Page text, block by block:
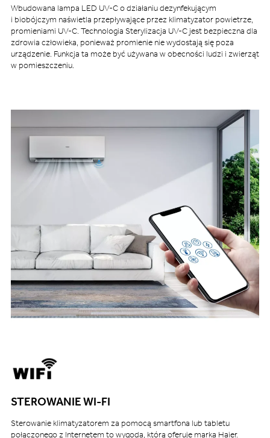
Wbudowana lampa LED UV-C o działaniu dezynfekującym
i biobójczym naświetla przepływające przez klimatyzator powietrze,
promieniami UV-C. Technologia Sterylizacja UV-C jest bezpieczna dla
zdrowia człowieka, ponieważ promienie nie wydostają się poza
urządzenie. Funkcja ta może być używana w obecności ludzi i zwierząt
w pomieszczeniu.
STEROWANIE WI-FI
Sterowanie klimatyzatorem za pomocą smartfona lub tabletu
połączonego z Internetem to wygoda, którą oferuje marka Haier.